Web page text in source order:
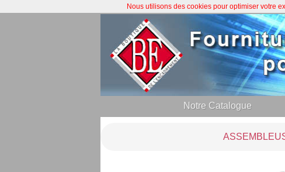
Notre Catalogue
Nous utilisons des cookies pour optimiser votre